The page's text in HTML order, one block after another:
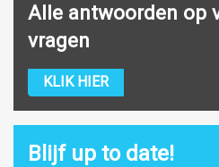
Alle antwoorden op
vragen
KLIK HIER
Blijf up to date!